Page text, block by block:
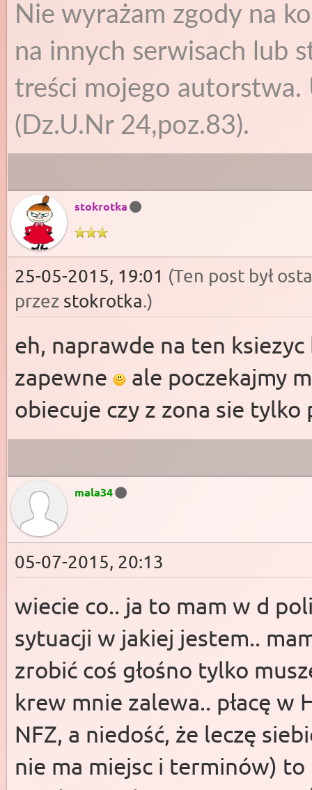
Nie wyrażam zgody na
na innych serwisach lub
treści mojego
(Dz.U.Nr 24,poz.83).
stokrotka
25-05-2015, 19:01 (Ten post był
przez stokrotka.)
eh, naprawde na ten
zapewne
ale poczekajmy
obiecuje czy z zona sie
mala34
05-07-2015, 20:13
wiecie co.. ja to mam w d
sytuacji w jakiej jestem..
zrobić coś głośno tylko
krew mnie zalewa.. płacę w
NFZ, a niedość, że leczę
nie ma miejsc i terminów)